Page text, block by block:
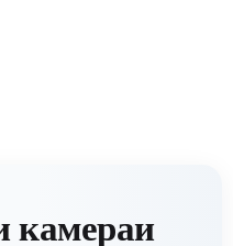
камераи